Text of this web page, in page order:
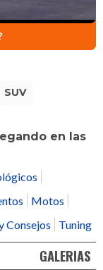
SUV
en las
Motos
Consejos Tuning
GALERIAS